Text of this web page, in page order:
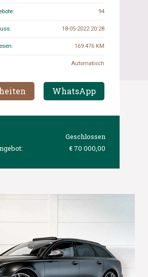
94
18-05-2022 20:28
169.476 KM
Automatisch
WhatsApp
Geschlossen
€ 70 000,00